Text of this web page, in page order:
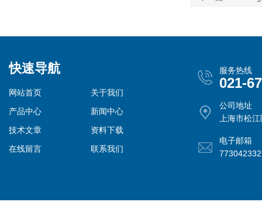
快速导航
网站首页
关于我们
产品中心
新闻中心
技术文章
资料下载
在线留言
联系我们
服务热线
021-
公司地址
上海市松
电子邮箱